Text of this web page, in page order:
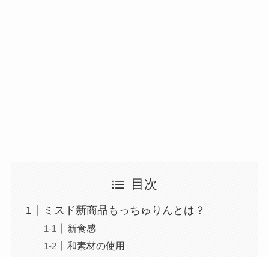
目次
ミスド新商品もっちゅりんとは？
新食感
和素材の使用